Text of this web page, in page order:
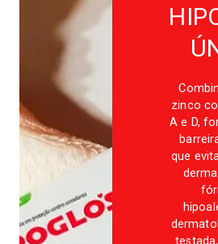
zinco
A e D,
que